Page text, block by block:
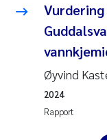
Tânia
Susan
Øyvind
Rapport
2024